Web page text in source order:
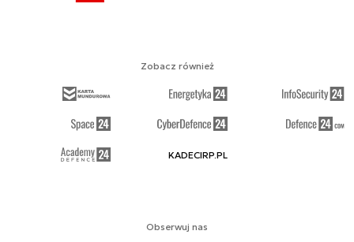
Obserwuj nas
Zobacz również
KADECIRP.PL